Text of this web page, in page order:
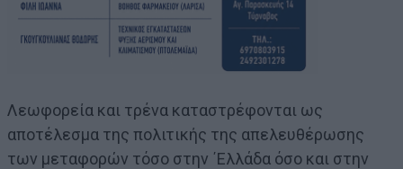
Λεωφορεία και τρένα καταστρέφονται ως
αποτέλεσμα της πολιτικής της απελευθέρωσης
των μεταφορών τόσο στην ΄Ελλάδα όσο και στην